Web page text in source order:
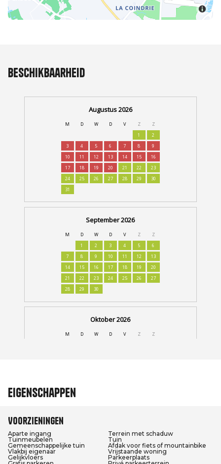
Beschikbaarheid
Eigenschappen
Voorzieningen
Aparte ingang
Terrein met schaduw
Tuinmeubelen
Tuin
Gemeenschappelijke tuin
Afdak voor fiets of mountainbike
Vlakbij eigenaar
Vrijstaande woning
Gelijkvloers
Parkeerplaats